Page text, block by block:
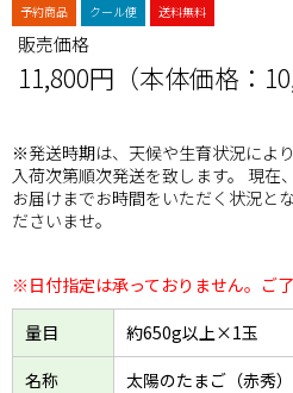
予約商品 クール便 送料無料
販売価格
11,800円（本体価格：
※発送時期は、天候や生育状況によ
入荷次第順次発送を致します。 現在
お届けまでお時間をいただく状況と
ださいませ。
※日付指定は承っておりません。ご了
量目
約650g以上×1玉
名称
太陽のたまご（赤秀